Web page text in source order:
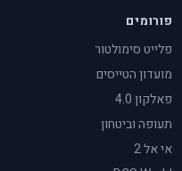
פורומים
פלייט סימולטור
מועדון הטייסים
פאלקון 4.0
תעופה וביטחון
אי אל 2